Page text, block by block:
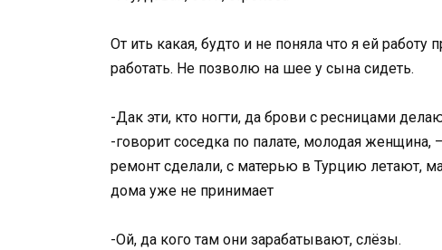
От ить какая, будто и не поняла что я ей
работать. Не позволю на шее у сына сидеть.
-Дак эти, кто ногти, да брови с ресницами
-говорит соседка по палате, молодая
ремонт сделали, с матерью в Турцию летают,
дома уже не принимает
-Ой, да кого там они зарабатывают, слёзы.